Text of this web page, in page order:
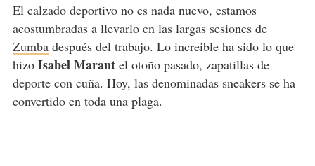
El calzado deportivo no es nada nuevo, estamos
acostumbradas a llevarlo en las largas sesiones de
Zumbadespués del trabajo. Lo increible ha sido lo que
hizo Isabel Marantel otoño pasado, zapatillas de
deporte con cuña. Hoy, las denominadas sneakers se ha
convertido en toda una plaga.